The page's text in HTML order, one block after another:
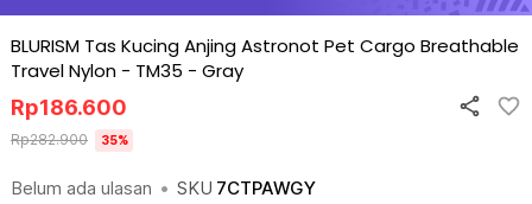
BLURISM Tas Kucing Anjing Astronot Pet Cargo Breathable
Travel Nylon - TM35 - Gray
Belum ada ulasan • SKU 7CTPAWGY
Rp186.600
Rp282.900 35%